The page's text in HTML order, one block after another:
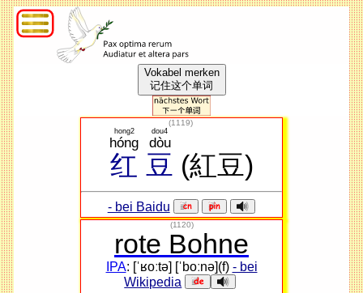
Vokabel merken
记住这个单词
(1119)
红
hóng
hong2
豆
dòu
dou4
(紅豆)
- bei Baidu
(1120)
rote Bohne
IPA: [ˈʁoːtə] [ˈboːnə](f) - bei
Wikipedia